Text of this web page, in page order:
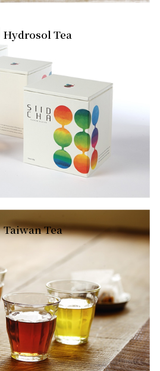
Hydrosol Tea
Taiwan Tea